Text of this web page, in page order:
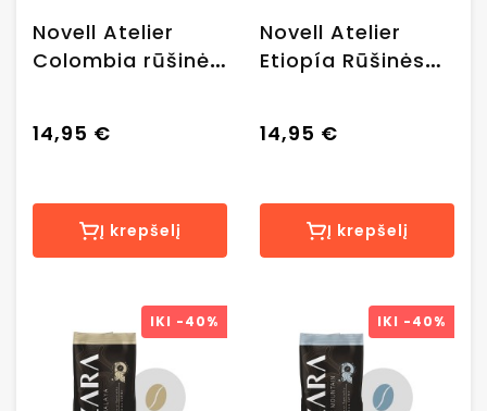
Novell Atelier
Colombia rūšinės
14,95 €
Į krepšelį
Novell Atelier
Etiopía Rūšinės
14,95 €
Į krepšelį
IKI -40% IKI -40%